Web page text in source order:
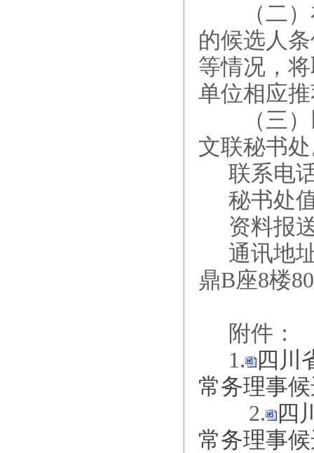
（二）在
的候选人
等情况，
单位相应
（三）以
文联秘书
联系电
秘书处
资料报
通讯地
鼎B座8楼
附件：
1.
四川
常务理事
2.
四
常务理事